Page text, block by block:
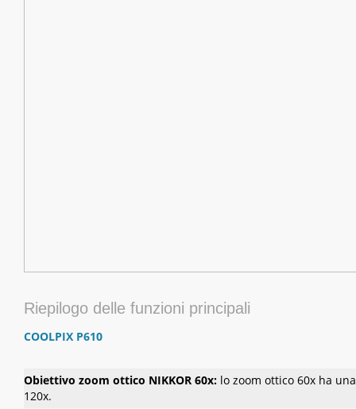
Riepilogo delle funzioni principali
COOLPIX P610
Obiettivo zoom ottico NIKKOR 60x: lo zoom ottico 60x ha
120x.